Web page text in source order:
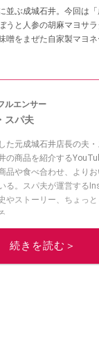
並ぶ成城石井。今回は「
うと人参の胡麻マヨサ
噌をまぜた自家製マヨ
ルエンサー
スパ夫
た元成城石井店長の夫
の商品を紹介する
品や食べ合わせ、より
る。スパ夫が運営する
やストーリー、ちょっ
。
続きを読む＞